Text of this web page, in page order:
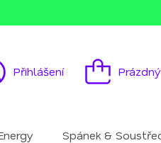
Přihlášení
Nákupní
Spánek &